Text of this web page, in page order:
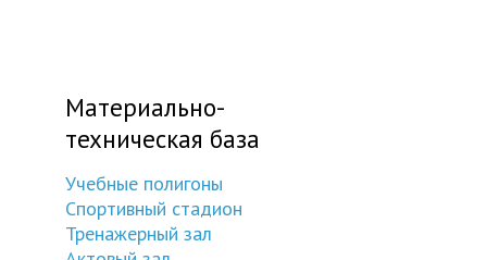
Материально-
техническая база
Учебные полигоны
Спортивный стадион
Тренажерный зал